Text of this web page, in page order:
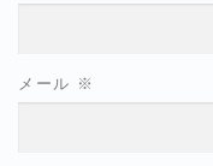
メール ※